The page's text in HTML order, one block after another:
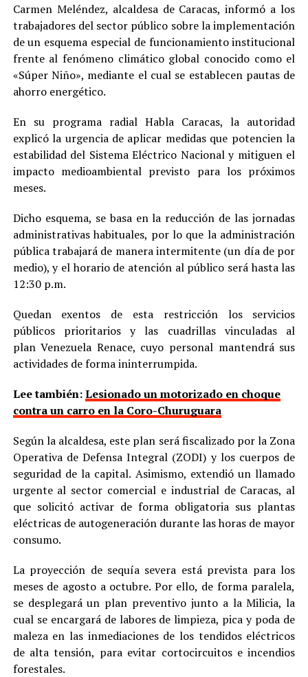
Carmen Meléndez, alcaldesa de Caracas, informó a los
trabajadores del sector público sobre la implementación
de un esquema especial de funcionamiento institucional
frente al fenómeno climático global conocido como el
«Súper Niño», mediante el cual se establecen pautas de
ahorro energético.
En su programa radial Habla Caracas, la autoridad
explicó la urgencia de aplicar medidas que potencien la
estabilidad del Sistema Eléctrico Nacional y mitiguen el
impacto medioambiental previsto para los próximos
meses.
Dicho esquema, se basa en la reducción de las jornadas
administrativas habituales, por lo que la administración
pública trabajará de manera intermitente (un día de por
medio), y el horario de atención al público será hasta las
12:30 p.m.
Quedan exentos de esta restricción los servicios
públicos prioritarios y las cuadrillas vinculadas al
plan Venezuela Renace, cuyo personal mantendrá sus
actividades de forma ininterrumpida.
Lee también:Lesionado un motorizado en choque
contra un carro en la Coro-Churuguara
Según la alcaldesa, este plan será fiscalizado por la Zona
Operativa de Defensa Integral (ZODI) y los cuerpos de
seguridad de la capital. Asimismo, extendió un llamado
urgente al sector comercial e industrial de Caracas, al
que solicitó activar de forma obligatoria sus plantas
eléctricas de autogeneración durante las horas de mayor
consumo.
La proyección de sequía severa está prevista para los
meses de agosto a octubre. Por ello, de forma paralela,
se desplegará un plan preventivo junto a la Milicia, la
cual se encargará de labores de limpieza, pica y poda de
maleza en las inmediaciones de los tendidos eléctricos
de alta tensión, para evitar cortocircuitos e incendios
forestales.